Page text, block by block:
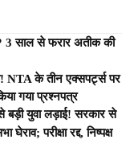
3 साल से फरार अतीक की
NTA के तीन एक्सपर्ट्स पर
गया प्रश्नपत्र
युवा लड़ाई! सरकार से
परीक्षा रद्द, निष्पक्ष